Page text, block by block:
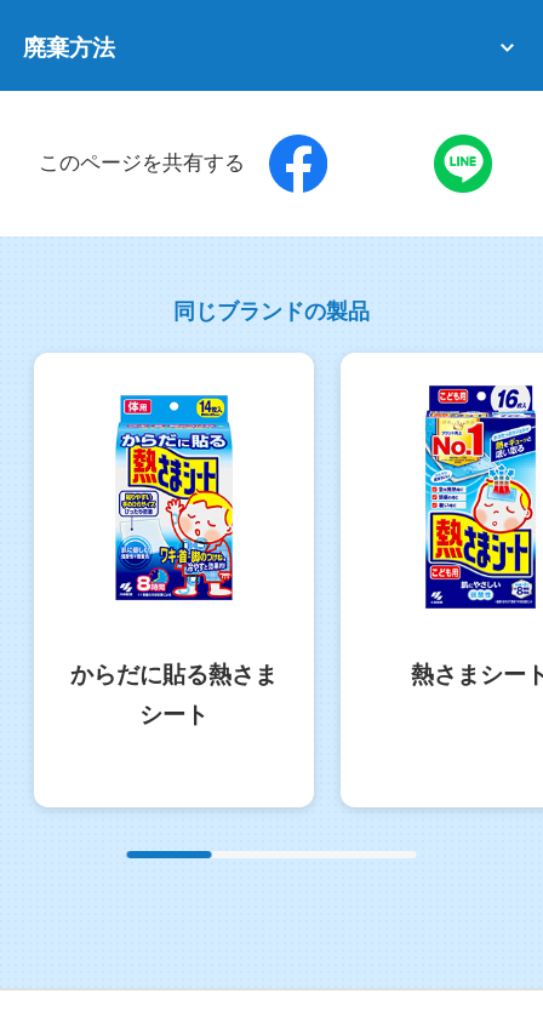
廃棄方法
このページを共有する
同じブランドの製品
からだに貼る熱さま
シート
熱さまシー